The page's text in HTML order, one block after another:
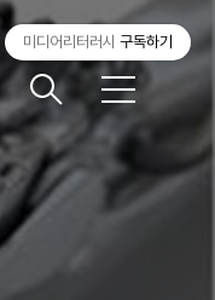
메
뉴
미디어리터러시 구독하기